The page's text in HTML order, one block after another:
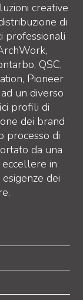
creative
di
professionali
QSC,
Pioneer
un diverso
profili di
dei brand
processo di
da una
in
dei